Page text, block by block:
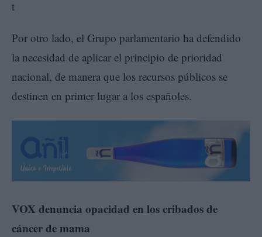
Por otro lado, el Grupo parlamentario ha defendido
la necesidad de aplicar el principio de prioridad
nacional, de manera que los recursos públicos se
destinen en primer lugar a los españoles.
VOX denuncia opacidad en los cribados de
cáncer de mama